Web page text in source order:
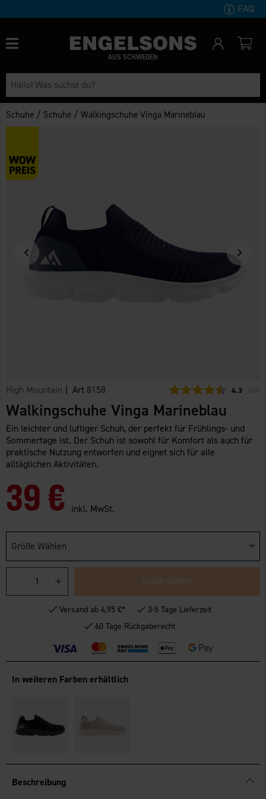
FAQ
AUS SCHWEDEN
Schuhe / Schuhe /Walkingschuhe Vinga Marineblau
High Mountain | Art 8158 4.3 265
Walkingschuhe Vinga Marineblau
Ein leichter und luftiger Schuh, der perfekt für Frühlings- und
Sommertage ist. Der Schuh ist sowohl für Komfort als auch für
praktische Nutzung entworfen und eignet sich für alle
alltäglichen Aktivitäten.
39 € inkl. MwSt.
Größe Wählen
Größe wählen
Versand ab 4,95 €*
3-5 Tage Lieferzeit
60 Tage Rückgaberecht
In weiteren Farben erhältlich
Beschreibung